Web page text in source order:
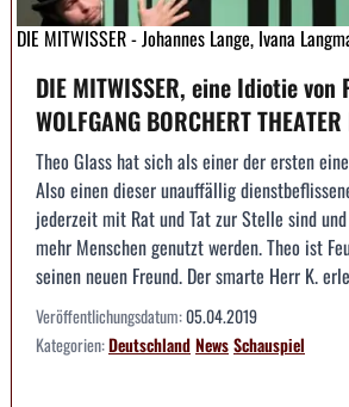
DIE MITWISSER - Johannes Lange, Ivana
DIE MITWISSER, eine Idiotie
WOLFGANG BORCHERT
Theo Glass hat sich als einer der ersten
Also einen dieser unauffällig
jederzeit mit Rat und Tat zur Stelle sind
mehr Menschen genutzt werden. Theo ist
seinen neuen Freund. Der smarte Herr K.
Veröffentlichungsdatum:05.04.2019
Kategorien:DeutschlandNewsSchauspiel